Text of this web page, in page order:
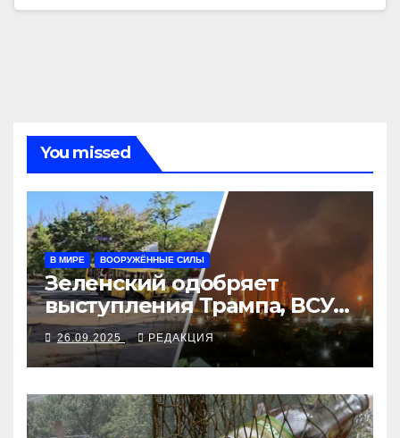
You missed
В МИРЕ ВООРУЖЁННЫЕ СИЛЫ
Зеленский одобряет
выступления Трампа, ВСУ
закрыли Добропольский
рубеж
26.09.2025 РЕДАКЦИЯ